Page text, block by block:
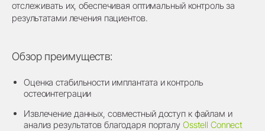
отслеживать их, обеспечивая оптимальный контроль за
результатами лечения пациентов.
Обзор преимуществ:
Оценка стабильности имплантата и контроль
остеоинтеграции
Извлечение данных, совместный доступ к файлам и
анализ результатов благодаря порталу Osstell Connect